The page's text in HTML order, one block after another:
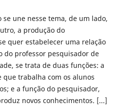
une nesse tema, de um lado,
a produção do
quer estabelecer uma relação
do professor pesquisador de
se trata de duas funções: a
trabalha com os alunos
e a função do pesquisador,
novos conhecimentos. [...]